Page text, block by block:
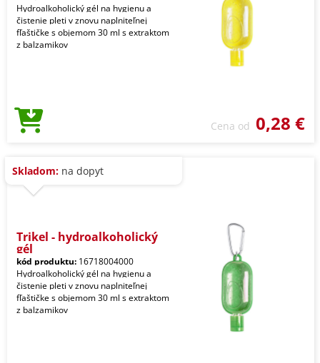
Hydroalkoholický gél na hygienu a
čistenie pleti v znovu naplniteľnej
fľaštičke s objemom 30 ml s extraktom
z balzamikov
Cena od 0,28 €
Skladom: na dopyt
Trikel - hydroalkoholický
gél
kód produktu: 16718004000
Hydroalkoholický gél na hygienu a
čistenie pleti v znovu naplniteľnej
fľaštičke s objemom 30 ml s extraktom
z balzamikov